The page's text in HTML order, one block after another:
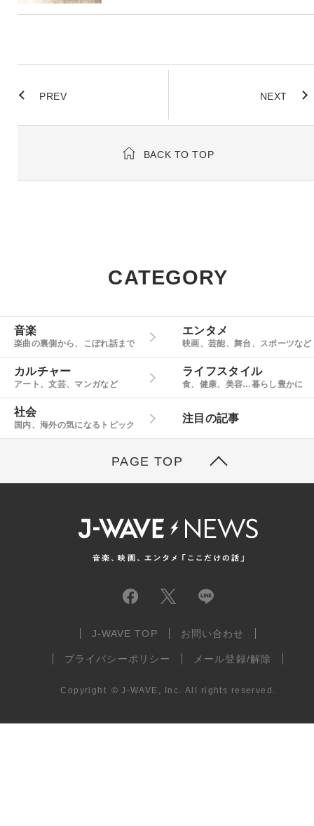
PREV NEXT
BACK TO TOP
CATEGORY
音楽
楽曲の裏側から、こぼれ話まで
エンタメ
映画、芸能、舞台、スポーツなど
カルチャー
アート、文芸、マンガなど
ライフスタイル
食、健康、美容…暮らし豊かに
社会
国内、海外の気になるトピック
注目の記事
PAGE TOP
J-WAVE TOP お問い合わせ
プライバシーポリシー メール登録/解除
Copyright © J-WAVE, Inc. All rights reserved.